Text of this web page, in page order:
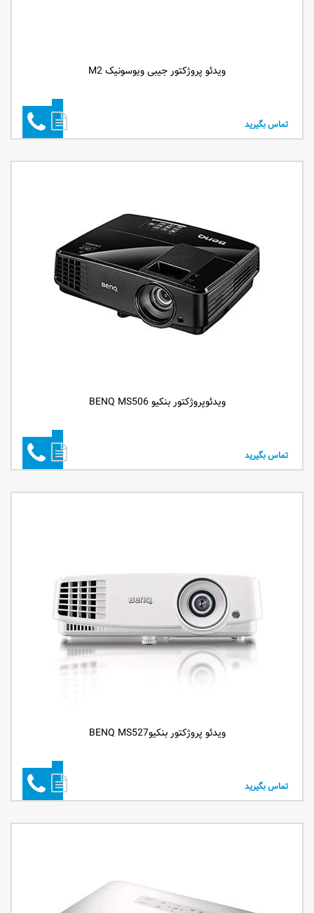
ویدئو پروژکتور جیبی ویوسونیک M2
تماس بگیرید
ویدئوپروژکتور بنکیو BENQ MS506
تماس بگیرید
ویدئو پروژکتور بنکیوBENQ MS527
تماس بگیرید